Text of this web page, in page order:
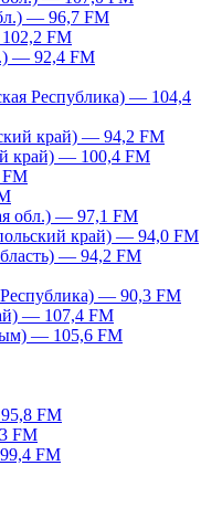
— 96,7 FM
FM
— 92,4 FM
Республика) — 104,4
край) — 94,2 FM
край) — 100,4 FM
обл.) — 97,1 FM
край) — 94,0 FM
— 94,2 FM
— 90,3 FM
— 107,4 FM
— 105,6 FM
FM
FM
FM